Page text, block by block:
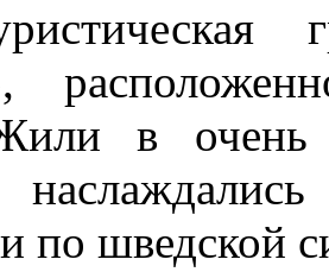
в очень
по шведской